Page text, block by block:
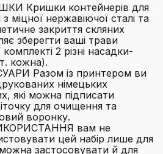
Кришки контейнерів для
міцної нержавіючої сталі та
закриття скляних
зберегти ваші трави
2 різні насадки-
кожна).
Разом із принтером ви
німецьких
які можна підписати
для очищення та
воронку.
вам не
цей набір лише для
застосовувати й для